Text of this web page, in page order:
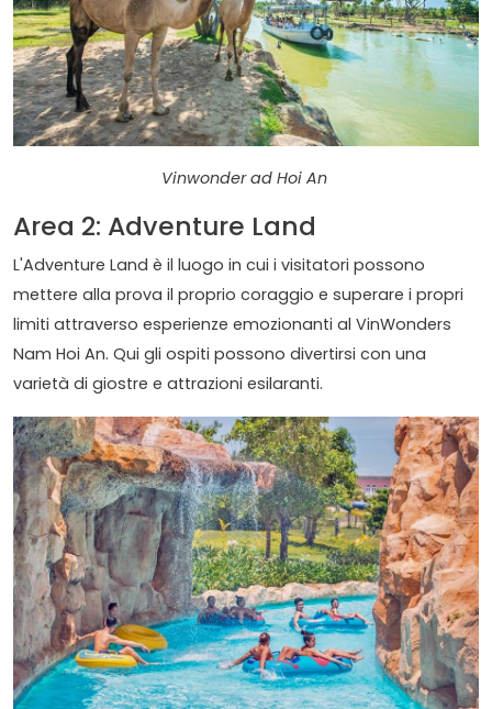
Vinwonder ad Hoi An
Area 2: Adventure Land
L'Adventure Land è il luogo in cui i visitatori possono
mettere alla prova il proprio coraggio e superare i propri
limiti attraverso esperienze emozionanti al VinWonders
Nam Hoi An. Qui gli ospiti possono divertirsi con una
varietà di giostre e attrazioni esilaranti.